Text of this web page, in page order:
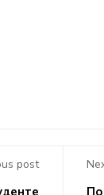
post